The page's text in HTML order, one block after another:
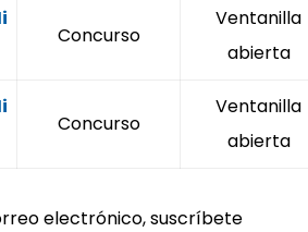
Concurso
Ventanilla
abierta
Concurso
Ventanilla
abierta
electrónico, suscríbete